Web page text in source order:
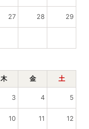
27 28 29
木 金 土
3 4 5
10 11 12